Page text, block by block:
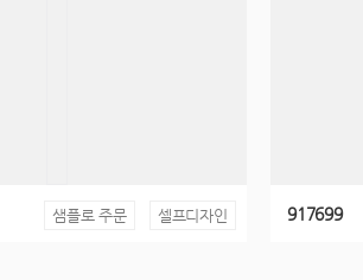
샘플로 주문 셀프디자인 917699